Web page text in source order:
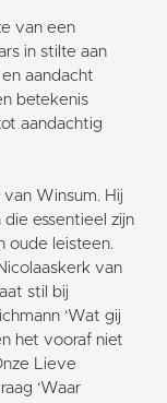
van een
in stilte aan
aandacht
betekenis
aandachtig
Winsum. Hij
essentieel zijn
oude leisteen.
van
stil bij
‘Wat gij
het vooraf niet
Lieve
‘Waar